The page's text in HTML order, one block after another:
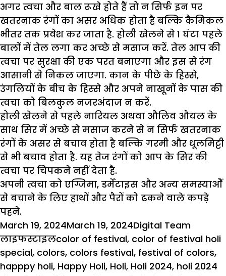
अगर त्वचा और बाल रूखे होते हैं तो न सिर्फ इन पर
खतरनाक रंगों का असर अधिक होता है बल्कि कैमिकल
भीतर तक प्रवेश कर जाता है. होली खेलने से 1 घंटा पहले
बालों में तेल लगा कर अच्छे से मसाज करें. तेल आप की
त्वचा पर सुरक्षा की एक परत बनाएगा और इस से रंग
आसानी से निकल जाएगा. कान के पीछे के हिस्से,
उंगलियों के बीच के हिस्से और अपने नाखूनों के पास की
त्वचा को बिलकुल नजरअंदाज न करें.
होली खेलने से पहले नारियल अथवा औलिव औयल के
साथ सिर में अच्छे से मसाज करने से न सिर्फ खतरनाक
रंगों के असर से बचाव होता है बल्कि गरमी और धूलमिट्टी
से भी बचाव होता है. यह तेज रंगों को आप के सिर की
त्वचा पर चिपकने नहीं देता है.
अपनी त्वचा को एग्जिमा, डर्मेटाइस और अन्य समस्याओें
से बचाने के लिए हाथों और पैरों को ढकने वाले कपड़े
पहने.
Posted
on
March 19, 2024March 19, 2024Author
Digital Team
लाइफस्टाइलTags
color of festival, color of festival holi
special, colors, colors festival, festival of colors,
happpy holi, Happy Holi, Holi, Holi 2024, holi 2024